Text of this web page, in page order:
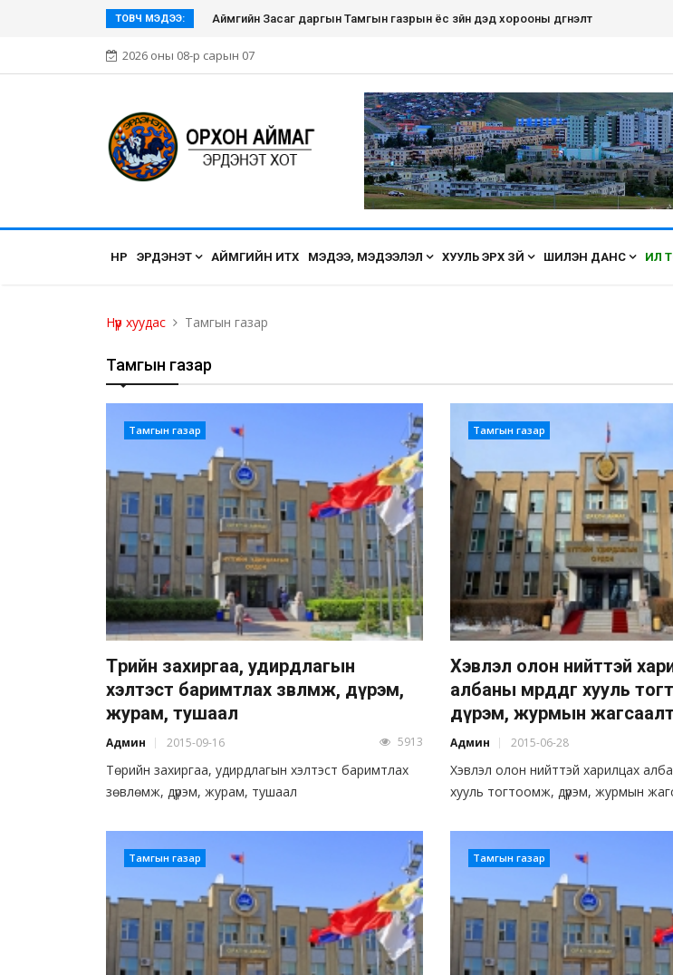
ТОВЧ МЭДЭЭ: Эрдэнэт хүмүүсийн нэгдэл болсон Эрдэнэт хот ирэх бүрт өнгөө засаж, үүдээ нээн
2026 оны 08-р сарын 07
НҮҮР ЭРДЭНЭТ АЙМГИЙН ИТХ МЭДЭЭ, МЭДЭЭЛЭЛ ХУУЛЬ ЭРХ ЗҮЙ ШИЛЭН ДАНС ИЛ
Нүүр хуудас Тамгын газар
Тамгын газар
Тамгын газар
Төрийн захиргаа, удирдлагын
хэлтэст баримтлах зөвлөмж, дүрэм,
журам, тушаал
Админ 2015-09-16 5913
Төрийн захиргаа, удирдлагын хэлтэст баримтлах
зөвлөмж, дүрэм, журам, тушаал
Тамгын газар
Хэвлэл олон нийттэй
албаны мөрддөг хууль
дүрэм, журмын жагсаалт
Админ 2015-06-28
Хэвлэл олон нийттэй харилцах
хууль тогтоомж, дүрэм, журмын
Тамгын газар Тамгын газар